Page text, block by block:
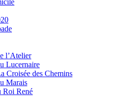
l’Atelier
Lucernaire
Croisée des Chemins
Marais
Roi René